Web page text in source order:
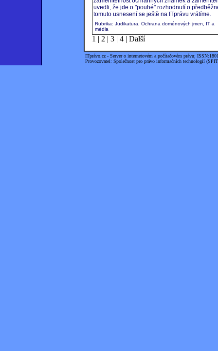
uvedli, že jde o "pouhé" rozhodnutí o
tomuto usnesení se ještě na ITprávu vrátíme.
Rubrika: Judikatura, Ochrana doménových jmen, IT a
média
1 | 2 | 3 | 4 | Další
ITprávo.cz - Server o internetovém a počítačovém právu;
Provozovatel: Společnost pro právo informačních technologií